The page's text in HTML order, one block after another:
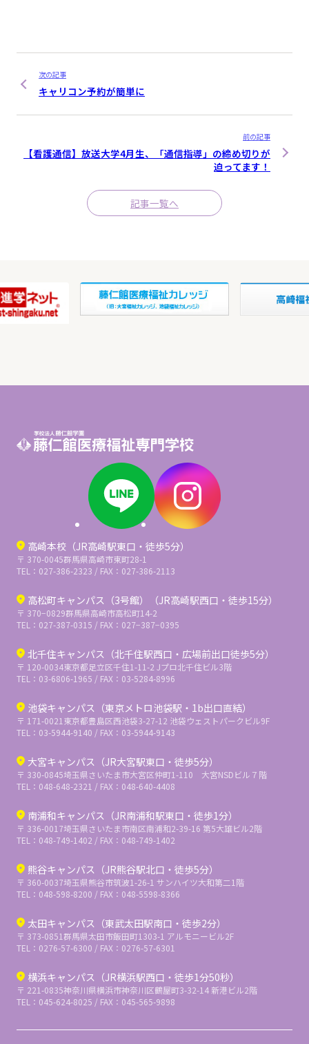
次の記事
キャリコン予約が簡単に
前の記事
【看護通信】放送大学4月生、「通信指導」の締め切りが
迫ってます！
記事一覧へ
高崎本校（JR高崎駅東口・徒歩5分）
〒 370-0045群馬県高崎市東町28-1
TEL：027-386-2323 / FAX：027-386-2113
高松町キャンパス（3号館）（JR高崎駅西口・徒歩15分）
〒 370−0829群馬県高崎市高松町14-2
TEL：027-387-0315 / FAX：027−387−0395
北千住キャンパス（北千住駅西口・広場前出口徒歩5分）
〒 120-0034東京都足立区千住1-11-2 Jプロ北千住ビル3階
TEL：03-6806-1965 / FAX：03-5284-8996
池袋キャンパス（東京メトロ池袋駅・1b出口直結）
〒 171-0021 東京都豊島区西池袋3-27-12 池袋ウェストパークビル9F
TEL：03-5944-9140 / FAX：03-5944-9143
大宮キャンパス（JR大宮駅東口・徒歩5分）
〒 330-0845埼玉県さいたま市大宮区仲町1-110 大宮NSDビル７階
TEL：048-648-2321 / FAX：048-640-4408
南浦和キャンパス（JR南浦和駅東口・徒歩1分）
〒 336-0017埼玉県さいたま市南区南浦和2-39-16 第5大雄ビル2階
TEL：048-749-1402 / FAX：048-749-1402
熊谷キャンパス（JR熊谷駅北口・徒歩5分）
〒 360-0037埼玉県熊谷市筑波1-26-1 サンハイツ大和第二1階
TEL：048-598-8200 / FAX：048-5598-8366
太田キャンパス（東武太田駅南口・徒歩2分）
〒 373-0851群馬県太田市飯田町1303-1 アルモニービル2F
TEL：0276-57-6300 / FAX：0276-57-6301
横浜キャンパス（JR横浜駅西口・徒歩1分50秒）
〒 221-0835神奈川県横浜市神奈川区鶴屋町3-32-14 新港ビル2階
TEL：045-624-8025 / FAX：045-565-9898